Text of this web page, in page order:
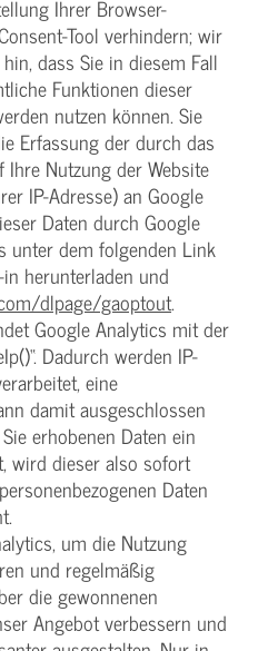
Ihrer Browser-
Tool verhindern; wir
dass Sie in diesem Fall
Funktionen dieser
nutzen können. Sie
Erfassung der durch das
Nutzung der Website
IP-Adresse) an Google
Daten durch Google
unter dem folgenden Link
herunterladen und
dlpage/gaoptout.
Google Analytics mit der
Dadurch werden IP-
eine
damit ausgeschlossen
erhobenen Daten ein
wird dieser also sofort
Daten
um die Nutzung
und regelmäßig
die gewonnenen
Angebot verbessern und